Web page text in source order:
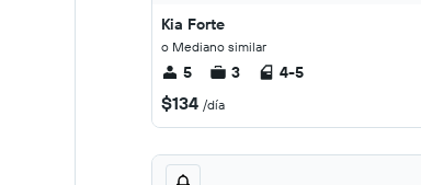
Kia Forte
o Mediano similar
5 3 4-5
$134 /día